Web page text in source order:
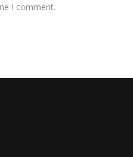
I comment.